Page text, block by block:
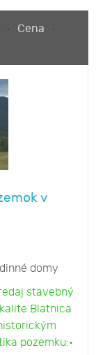
Cena
v
domy
stavebný
Blatnica
pozemku:•